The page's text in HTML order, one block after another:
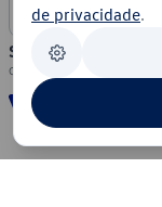
Segurança
de privacidade.